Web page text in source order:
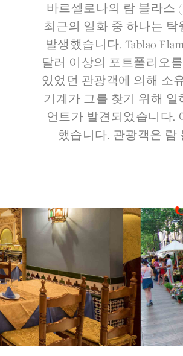
바르셀로나의 람 블라스
최근의 일화 중 하나는 탁
발생했습니다. Tablao
달러 이상의 포트폴리오
있었던 관광객에 의해 소
기계가 그를 찾기 위해
언트가 발견되었습니다.
했습니다. 관광객은 람